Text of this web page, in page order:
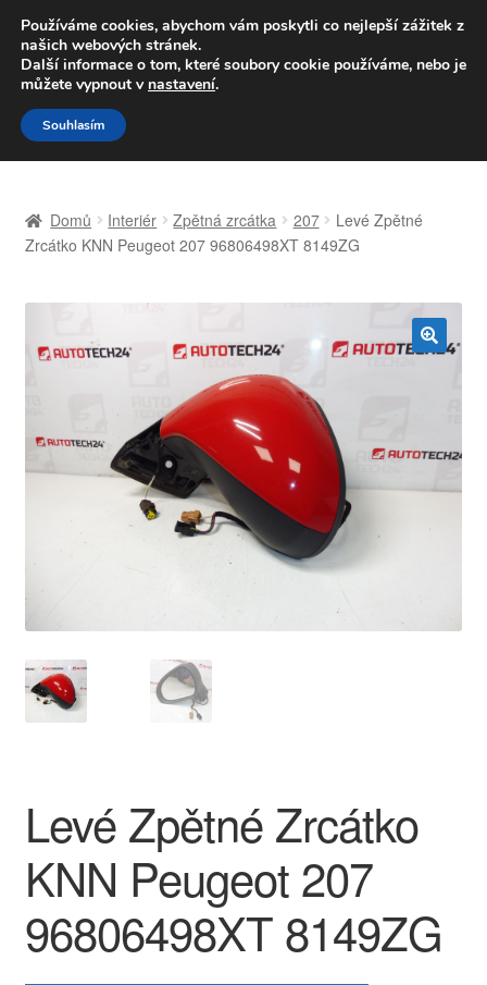
DOPRAVA od 139,-Kč
Volejte po-pá 9-16 704 494 494
Přeskočit
na
navigaci
Přejít
k
obsahu
Celosvětová doprava
Kontakt
Můj účet
Platby
Reklamace
Reklamační řád
Vrakoviště Citroën
Domů Interiér Zpětná zrcátka 207
Levé Zpětné
Zrcátko KNN Peugeot 207 96806498XT 8149ZG
Levé Zpětné Zrcátko
KNN Peugeot 207
96806498XT 8149ZG
Používáme cookies, abychom vám poskytli co nejlepší zážitek z
našich webových stránek.
Další informace o tom, které soubory cookie používáme, nebo je
můžete vypnout v nastavení.
Souhlasím